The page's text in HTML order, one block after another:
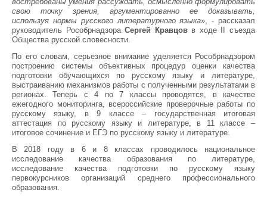
свою точку зрения, аргументированно ее доказывать,
используя нормы русского литературного языка», - рассказал
руководитель РособрнадзораСергей Кравцовв ходе II съезда
Общества русской словесности.
По его словам, серьезное внимание уделяется Рособрнадзором
построению системы объективных процедур оценки качества
подготовки обучающихся по русскому языку и литературе,
выстраиванию механизмов работы с полученными результатами в
регионах. Теперь с 4 по 7 классы проводятся, в качестве
ежегодного мониторинга, всероссийские проверочные работы по
русскому языку, в 9 классе – государственная итоговая
аттестация по русскому языку и литературе, в 11 классе –
итоговое сочинение и ЕГЭ по русскому языку и литературе.
В 2018 году в 6 и 8 классах проводилось национальное
исследование качества образования по литературе,
исследование качества подготовки по русскому языку
первокурсников организаций среднего профессионального
образования.